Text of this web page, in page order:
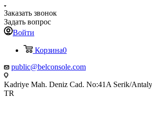
Заказать звонок
Задать вопрос
Войти
Корзина0
public@belconsole.com
Kadriye Mah. Deniz Cad. No:41A Serik/
TR